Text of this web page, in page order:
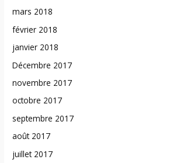
mars 2018
février 2018
janvier 2018
Décembre 2017
novembre 2017
octobre 2017
septembre 2017
août 2017
juillet 2017